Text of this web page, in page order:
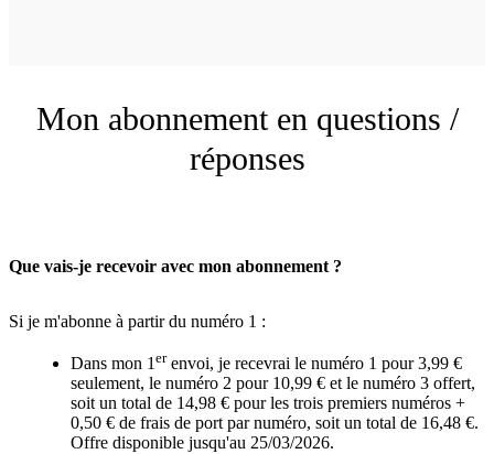
Mon abonnement en questions /
réponses
Que vais-je recevoir avec mon abonnement ?
Si je m'abonne à partir du numéro 1 :
Dans mon 1erenvoi, je recevrai le numéro 1 pour 3,99 €
seulement, le numéro 2 pour 10,99 € et le numéro 3 offert,
soit un total de 14,98 € pour les trois premiers numéros +
0,50 € de frais de port par numéro, soit un total de 16,48 €.
Offre disponible jusqu'au 25/03/2026.